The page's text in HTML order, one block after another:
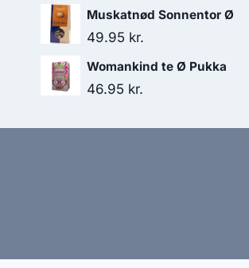
oprindeligeaktuelle
Muskatnød Sonnentor Ø
49.95 kr.
Womankind te Ø Pukka
46.95 kr.